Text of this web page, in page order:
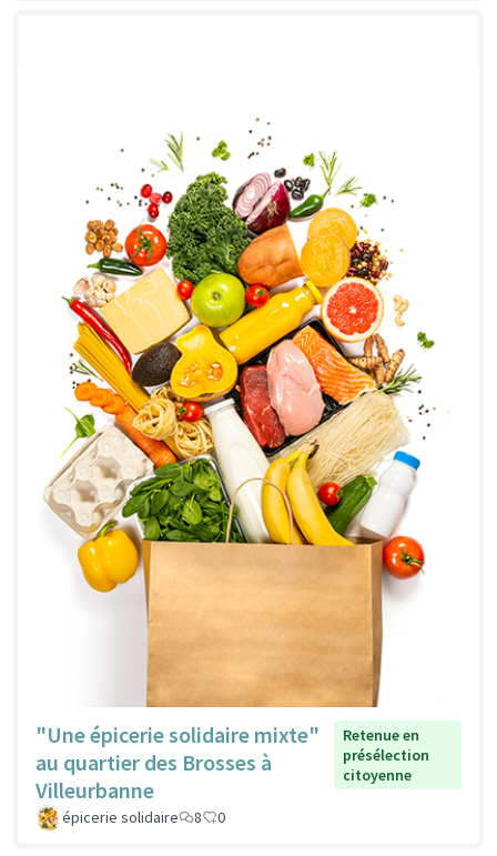
"Une épicerie solidaire mixte"
au quartier des Brosses à
Villeurbanne
Retenue en
présélection
citoyenne
épicerie solidaire 8 0